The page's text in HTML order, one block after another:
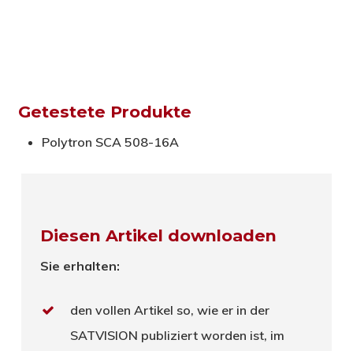
Getestete Produkte
Polytron SCA 508-16A
Diesen Artikel downloaden
Sie erhalten:
den vollen Artikel so, wie er in der
SATVISION publiziert worden ist, im